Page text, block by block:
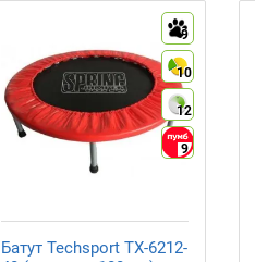
9
10
12
9
Батут Techsport TX-6212-